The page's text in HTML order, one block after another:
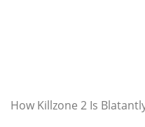
How Killzone 2 Is